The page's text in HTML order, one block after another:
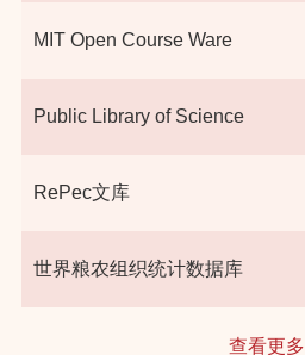
MIT Open Course Ware
Public Library of Science
RePec文库
世界粮农组织统计数据库
查看更多